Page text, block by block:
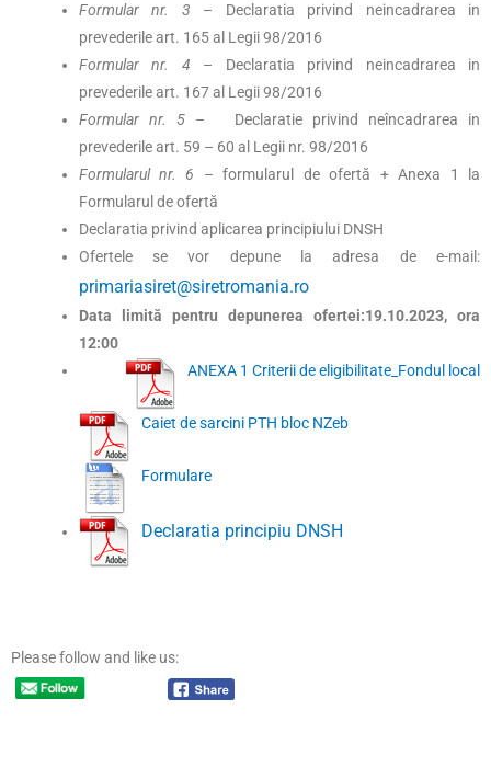
Formular nr. 3 – Declaratia privind neincadrarea in
prevederile art. 165 al Legii 98/2016
Formular nr. 4 – Declaratia privind neincadrarea in
prevederile art. 167 al Legii 98/2016
Formular nr. 5 –
Declaratie privind neîncadrarea in
prevederile art. 59 – 60 al Legii nr. 98/2016
Formularul nr. 6 – formularul de ofertă + Anexa 1 la
Formularul de ofertă
Declaratia privind aplicarea principiului DNSH
Ofertele se vor depune la adresa de e-mail:
primariasiret@siretromania.ro
Data limită pentru depunerea ofertei:19.10.2023, ora
12:00
ANEXA 1 Criterii de eligibilitate_Fondul local
Caiet de sarcini PTH bloc NZeb
Formulare
Declaratia principiu DNSH
Please follow and like us: